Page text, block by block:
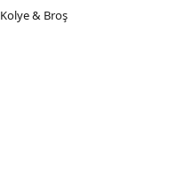
Kolye & Broş